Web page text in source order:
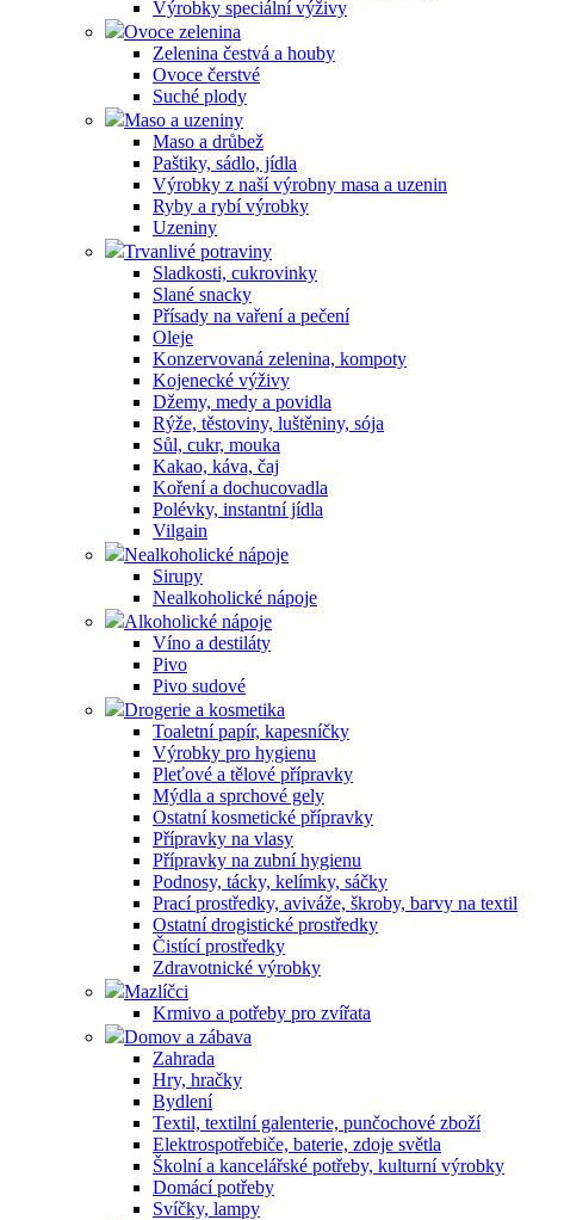
Výrobky speciální výživy
Ovoce zelenina
Zelenina čestvá a houby
Ovoce čerstvé
Suché plody
Maso a uzeniny
Maso a drůbež
Paštiky, sádlo, jídla
Výrobky z naší výrobny masa a uzenin
Ryby a rybí výrobky
Uzeniny
Trvanlivé potraviny
Sladkosti, cukrovinky
Slané snacky
Přísady na vaření a pečení
Oleje
Konzervovaná zelenina, kompoty
Kojenecké výživy
Džemy, medy a povidla
Rýže, těstoviny, luštěniny, sója
Sůl, cukr, mouka
Kakao, káva, čaj
Koření a dochucovadla
Polévky, instantní jídla
Vilgain
Nealkoholické nápoje
Sirupy
Nealkoholické nápoje
Alkoholické nápoje
Víno a destiláty
Pivo
Pivo sudové
Drogerie a kosmetika
Toaletní papír, kapesníčky
Výrobky pro hygienu
Pleťové a tělové přípravky
Mýdla a sprchové gely
Ostatní kosmetické přípravky
Přípravky na vlasy
Přípravky na zubní hygienu
Podnosy, tácky, kelímky, sáčky
Prací prostředky, aviváže, škroby, barvy na textil
Ostatní drogistické prostředky
Čistící prostředky
Zdravotnické výrobky
Mazlíčci
Krmivo a potřeby pro zvířata
Domov a zábava
Zahrada
Hry, hračky
Bydlení
Textil, textilní galenterie, punčochové zboží
Elektrospotřebiče, baterie, zdoje světla
Školní a kancelářské potřeby, kulturní výrobky
Domácí potřeby
Svíčky, lampy